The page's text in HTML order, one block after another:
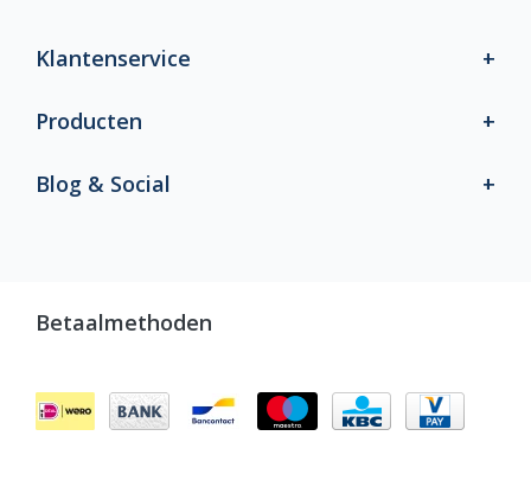
Klantenservice
Producten
Blog & Social
Betaalmethoden